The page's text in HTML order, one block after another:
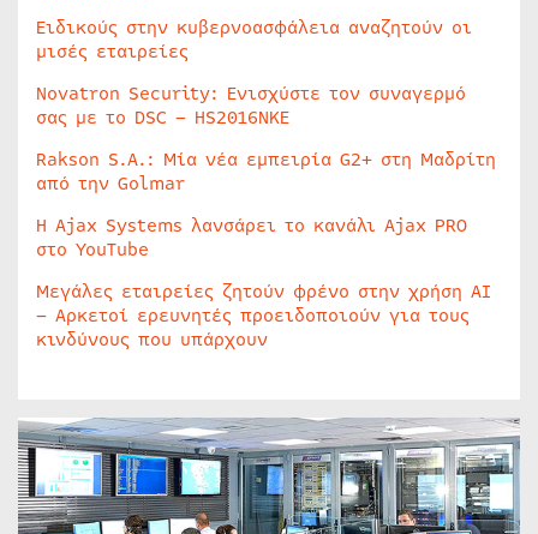
Ειδικούς στην κυβερνοασφάλεια αναζητούν οι
μισές εταιρείες
Novatron Security: Ενισχύστε τον συναγερμό
σας με το DSC – HS2016NKE
Rakson S.A.: Μία νέα εμπειρία G2+ στη Μαδρίτη
από την Golmar
Η Ajax Systems λανσάρει το κανάλι Ajax PRO
στο YouTube
Μεγάλες εταιρείες ζητούν φρένο στην χρήση AI
– Αρκετοί ερευνητές προειδοποιούν για τους
κινδύνους που υπάρχουν